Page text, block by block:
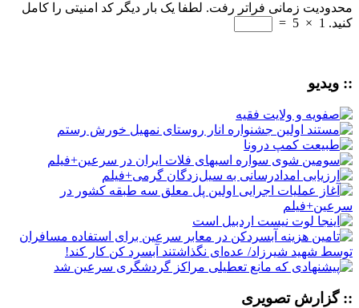
محدودیت زمانی فراتر رفت. لطفا یک بار دیگر کد امنیتی را کامل
کنید. 1
×
5
=
:: ویدیو
:: گزارش تصویری